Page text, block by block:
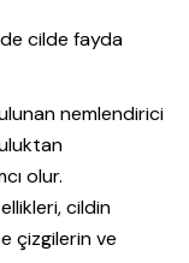
cilde fayda
nemlendirici
olur.
cildin
çizgilerin ve